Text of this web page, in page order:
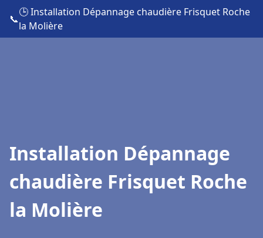
📞
🕒 Installation Dépannage chaudière Frisquet Roche
la Molière
Installation Dépannage
chaudière Frisquet Roche
la Molière